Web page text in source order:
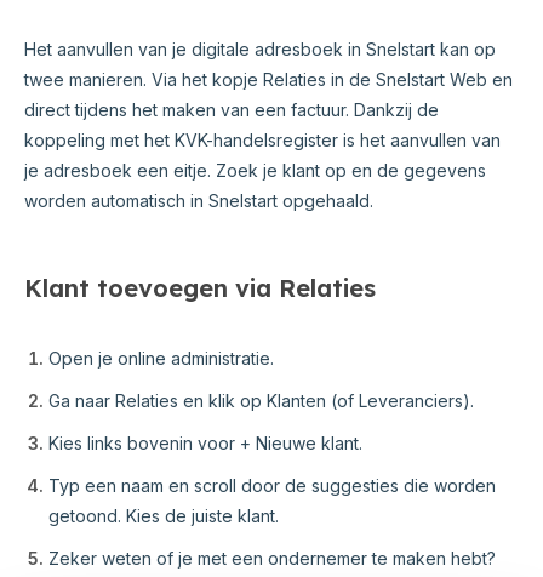
Het aanvullen van je digitale adresboek in Snelstart kan op
twee manieren. Via het kopje Relaties in de Snelstart Web en
direct tijdens het maken van een factuur. Dankzij de
koppeling met het KVK-handelsregister is het aanvullen van
je adresboek een eitje. Zoek je klant op en de gegevens
worden automatisch in Snelstart opgehaald.
Klant toevoegen via Relaties
Open je online administratie.
Ga naar Relaties en klik op Klanten (of Leveranciers).
Kies links bovenin voor + Nieuwe klant.
Typ een naam en scroll door de suggesties die worden
getoond. Kies de juiste klant.
Zeker weten of je met een ondernemer te maken hebt?